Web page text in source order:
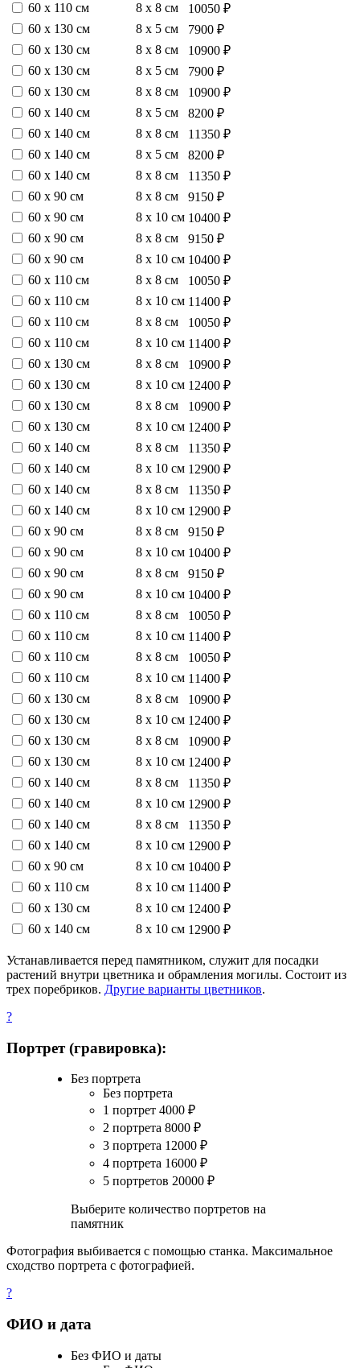
60 х 110 см
8 х 8 см
10050 ₽
60 х 130 см
8 х 5 см
7900 ₽
60 х 130 см
8 х 8 см
10900 ₽
60 х 130 см
8 х 5 см
7900 ₽
60 х 130 см
8 х 8 см
10900 ₽
60 х 140 см
8 х 5 см
8200 ₽
60 х 140 см
8 х 8 см
11350 ₽
60 х 140 см
8 х 5 см
8200 ₽
60 х 140 см
8 х 8 см
11350 ₽
60 х 90 см
8 х 8 см
9150 ₽
60 х 90 см
8 х 10 см 10400 ₽
60 х 90 см
8 х 8 см
9150 ₽
60 х 90 см
8 х 10 см 10400 ₽
60 х 110 см
8 х 8 см
10050 ₽
60 х 110 см
8 х 10 см 11400 ₽
60 х 110 см
8 х 8 см
10050 ₽
60 х 110 см
8 х 10 см 11400 ₽
60 х 130 см
8 х 8 см
10900 ₽
60 х 130 см
8 х 10 см 12400 ₽
60 х 130 см
8 х 8 см
10900 ₽
60 х 130 см
8 х 10 см 12400 ₽
60 х 140 см
8 х 8 см
11350 ₽
60 х 140 см
8 х 10 см 12900 ₽
60 х 140 см
8 х 8 см
11350 ₽
60 х 140 см
8 х 10 см 12900 ₽
60 х 90 см
8 х 8 см
9150 ₽
60 х 90 см
8 х 10 см 10400 ₽
60 х 90 см
8 х 8 см
9150 ₽
60 х 90 см
8 х 10 см 10400 ₽
60 х 110 см
8 х 8 см
10050 ₽
60 х 110 см
8 х 10 см 11400 ₽
60 х 110 см
8 х 8 см
10050 ₽
60 х 110 см
8 х 10 см 11400 ₽
60 х 130 см
8 х 8 см
10900 ₽
60 х 130 см
8 х 10 см 12400 ₽
60 х 130 см
8 х 8 см
10900 ₽
60 х 130 см
8 х 10 см 12400 ₽
60 х 140 см
8 х 8 см
11350 ₽
60 х 140 см
8 х 10 см 12900 ₽
60 х 140 см
8 х 8 см
11350 ₽
60 х 140 см
8 х 10 см 12900 ₽
60 х 90 см
8 х 10 см 10400 ₽
60 х 110 см
8 х 10 см 11400 ₽
60 х 130 см
8 х 10 см 12400 ₽
60 х 140 см
8 х 10 см 12900 ₽
Устанавливается перед памятником, служит для посадки
растений внутри цветника и обрамления могилы. Состоит из
трех поребриков. Другие варианты цветников.
?
Портрет (гравировка):
Без портрета
Без портрета
1 портрет 4000 ₽
2 портрета 8000 ₽
3 портрета 12000 ₽
4 портрета 16000 ₽
5 портретов 20000 ₽
Выберите количество портретов на
памятник
Фотография выбивается с помощью станка. Максимальное
сходство портрета с фотографией.
?
ФИО и дата
Без ФИО и даты